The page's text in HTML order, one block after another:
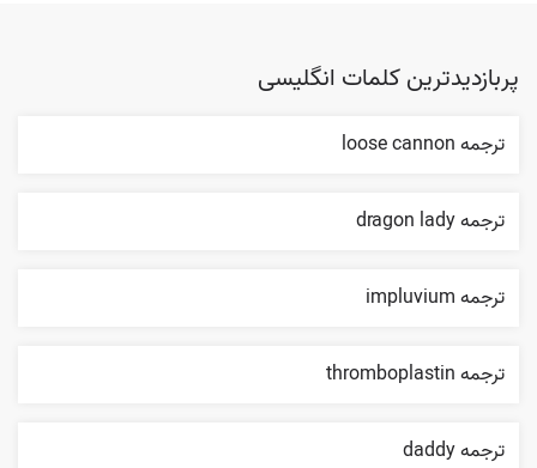
پربازدیدترین کلمات انگلیسی
ترجمه loose cannon
ترجمه dragon lady
ترجمه impluvium
ترجمه thromboplastin
ترجمه daddy